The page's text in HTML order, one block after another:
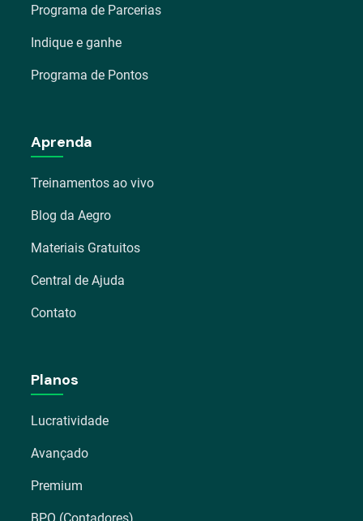
Programa de Parcerias
Indique e ganhe
Programa de Pontos
Aprenda
Treinamentos ao vivo
Blog da Aegro
Materiais Gratuitos
Central de Ajuda
Contato
Planos
Lucratividade
Avançado
Premium